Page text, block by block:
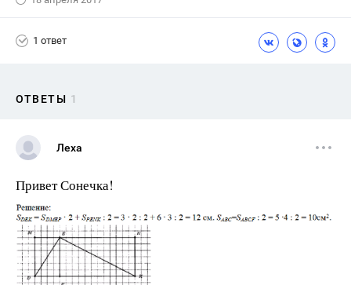
1 ответ
ОТВЕТЫ 1
Леха
Привет Сонечка!